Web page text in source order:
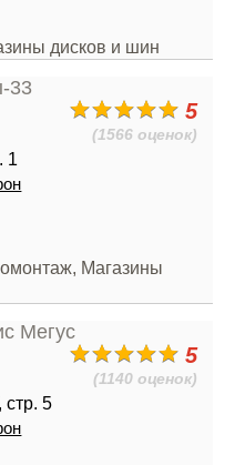
дисков и шин
5
(1566 оценок)
1
Магазины
5
(1140 оценок)
5